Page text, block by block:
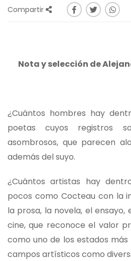
Compartir
Nota y selección de
¿Cuántos hombres hay
poetas cuyos registros
asombrosos, que parecen
además del suyo.
¿Cuántos artistas hay
pocos como Cocteau con la
la prosa, la novela, el
cine, que reconoce el valor
como uno de los estados
campos artísticos como